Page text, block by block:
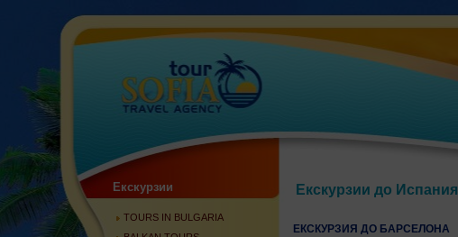
Екскурзии
TOURS IN BULGARIA
Екскурзии до Испания
ЕКСКУРЗИЯ ДО БАРСЕЛОНА